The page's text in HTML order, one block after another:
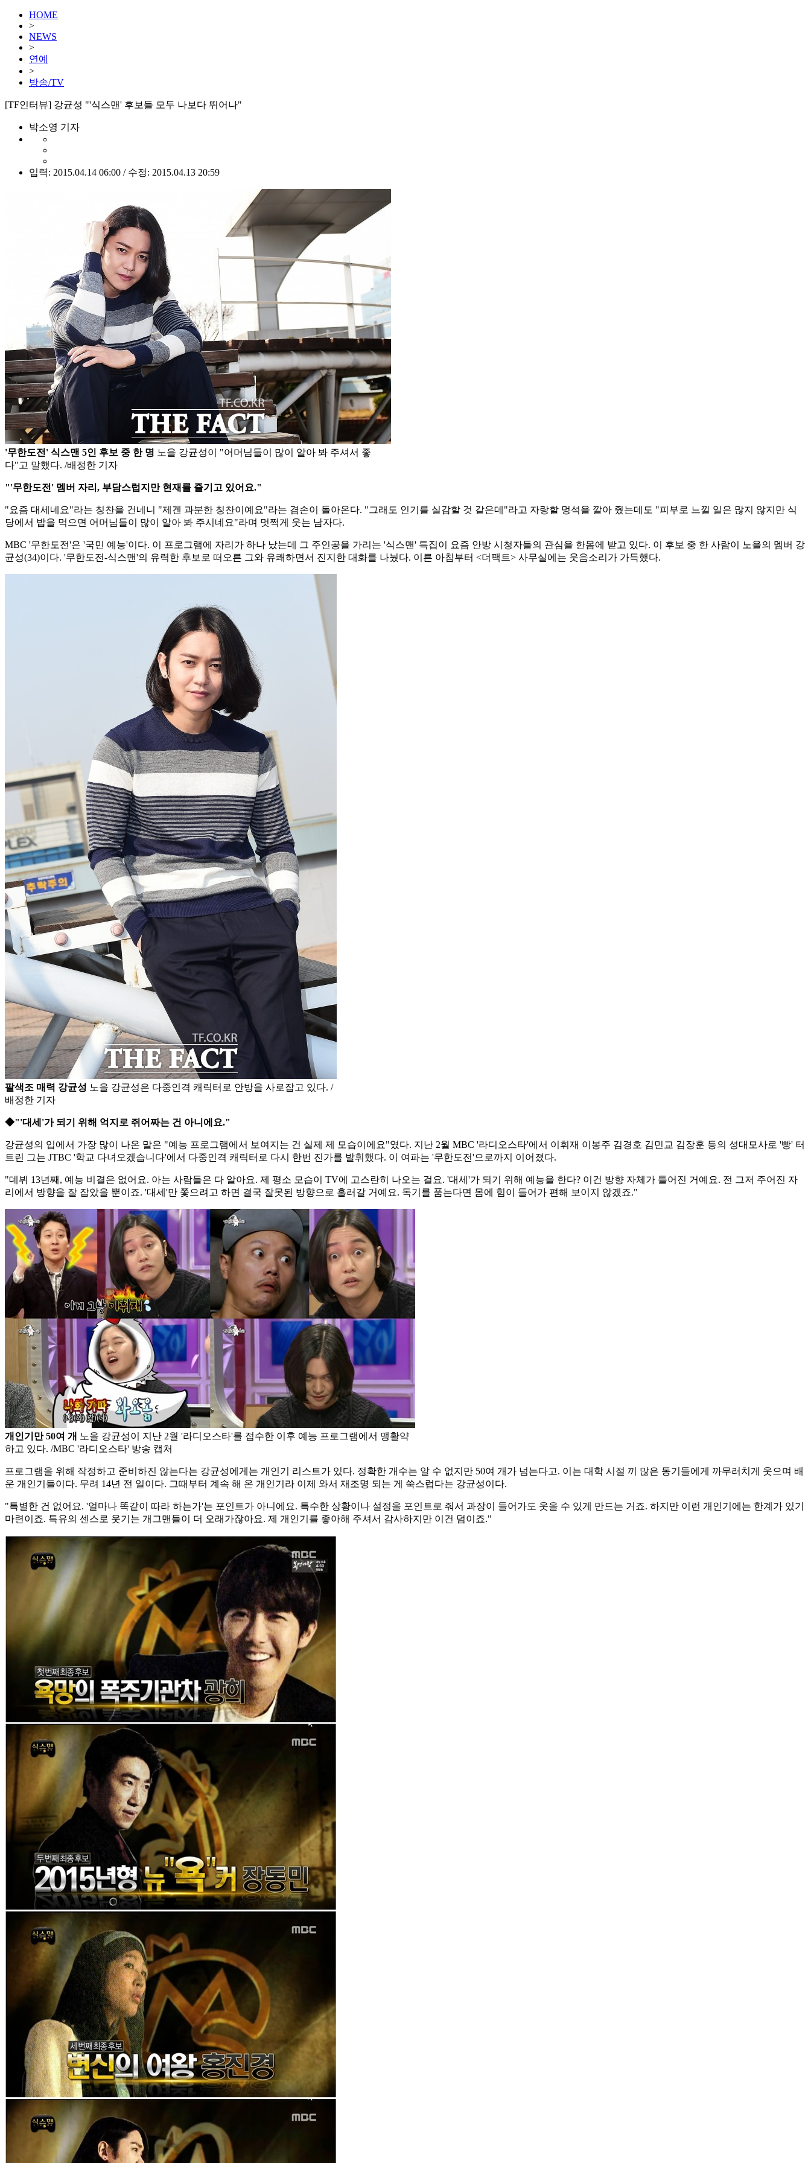
HOME
>
NEWS
>
연예
>
방송/TV
[TF인터뷰] 강균성 "'식스맨' 후보들 모두 나보다 뛰어나"
박소영 기자
입력: 2015.04.14 06:00 / 수정: 2015.04.13 20:59
'무한도전' 식스맨 5인 후보 중 한 명 노을 강균성이 "어머님들이 많이 알아 봐 주셔서 좋
다"고 말했다. /배정한 기자
"'무한도전' 멤버 자리, 부담스럽지만 현재를 즐기고 있어요."
"요즘 대세네요"라는 칭찬을 건네니 "제겐 과분한 칭찬이예요"라는 겸손이 돌아온다. "그래도 인기를 실감할 것 같은데"라고 자랑할 멍석을 깔아 줬는데도 "피부로 느낄 일은 많지 않지만 식
당에서 밥을 먹으면 어머님들이 많이 알아 봐 주시네요"라며 멋쩍게 웃는 남자다.
MBC '무한도전'은 '국민 예능'이다. 이 프로그램에 자리가 하나 났는데 그 주인공을 가리는 '식스맨' 특집이 요즘 안방 시청자들의 관심을 한몸에 받고 있다. 이 후보 중 한 사람이 노을의 멤버 강
균성(34)이다. '무한도전-식스맨'의 유력한 후보로 떠오른 그와 유쾌하면서 진지한 대화를 나눴다. 이른 아침부터 <더팩트> 사무실에는 웃음소리가 가득했다.
팔색조 매력 강균성 노을 강균성은 다중인격 캐릭터로 안방을 사로잡고 있다. /
배정한 기자
◆"'대세'가 되기 위해 억지로 쥐어짜는 건 아니에요."
강균성의 입에서 가장 많이 나온 말은 "예능 프로그램에서 보여지는 건 실제 제 모습이에요"였다. 지난 2월 MBC '라디오스타'에서 이휘재 이봉주 김경호 김민교 김장훈 등의 성대모사로 '빵' 터
트린 그는 JTBC '학교 다녀오겠습니다'에서 다중인격 캐릭터로 다시 한번 진가를 발휘했다. 이 여파는 '무한도전'으로까지 이어졌다.
"데뷔 13년째, 예능 비결은 없어요. 아는 사람들은 다 알아요. 제 평소 모습이 TV에 고스란히 나오는 걸요. '대세'가 되기 위해 예능을 한다? 이건 방향 자체가 틀어진 거예요. 전 그저 주어진 자
리에서 방향을 잘 잡았을 뿐이죠. '대세'만 쫓으려고 하면 결국 잘못된 방향으로 흘러갈 거예요. 독기를 품는다면 몸에 힘이 들어가 편해 보이지 않겠죠."
개인기만 50여 개 노을 강균성이 지난 2월 '라디오스타'를 접수한 이후 예능 프로그램에서 맹활약
하고 있다. /MBC '라디오스타' 방송 캡처
프로그램을 위해 작정하고 준비하진 않는다는 강균성에게는 개인기 리스트가 있다. 정확한 개수는 알 수 없지만 50여 개가 넘는다고. 이는 대학 시절 끼 많은 동기들에게 까무러치게 웃으며 배
운 개인기들이다. 무려 14년 전 일이다. 그때부터 계속 해 온 개인기라 이제 와서 재조명 되는 게 쑥스럽다는 강균성이다.
"특별한 건 없어요. '얼마나 똑같이 따라 하는가'는 포인트가 아니에요. 특수한 상황이나 설정을 포인트로 줘서 과장이 들어가도 웃을 수 있게 만드는 거죠. 하지만 이런 개인기에는 한계가 있기
마련이죠. 특유의 센스로 웃기는 개그맨들이 더 오래가잖아요. 제 개인기를 좋아해 주셔서 감사하지만 이건 덤이죠."